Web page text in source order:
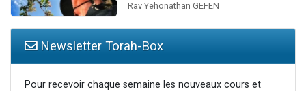
Rav Yehonathan GEFEN
Newsletter Torah-Box
Pour recevoir chaque semaine les nouveaux cours et